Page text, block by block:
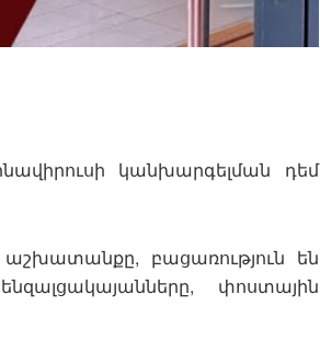
կանխարգելման դեմ
բացառություն են
փոստային